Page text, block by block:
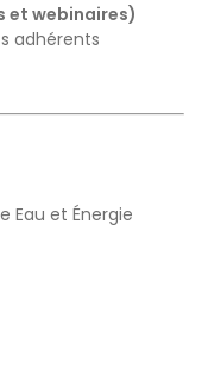
et webinaires)
adhérents
Eau et Énergie